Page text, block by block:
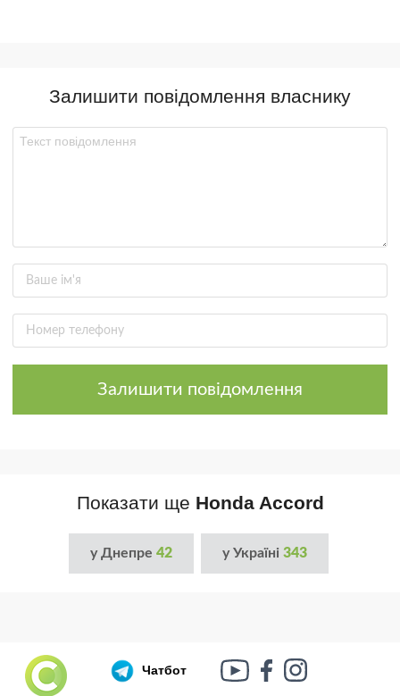
Залишити повідомлення власнику
Залишити повідомлення
Показати ще Honda Accord
у Днепре 42 у Україні 343
Чатбот